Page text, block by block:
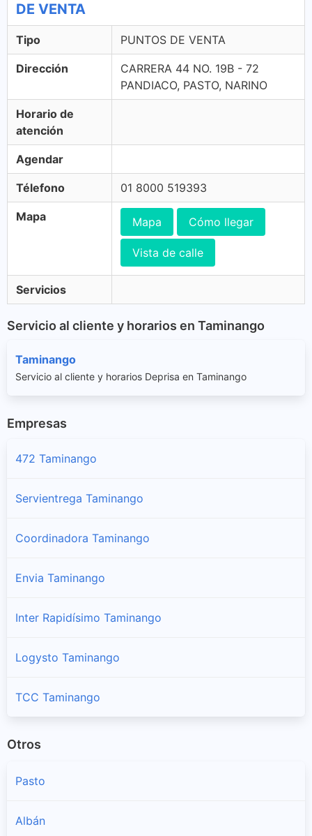
DE VENTA
Tipo PUNTOS DE VENTA
Dirección
CARRERA 44 NO. 19B - 72
PANDIACO, PASTO, NARINO
Horario de
atención
Agendar
Télefono 01 8000 519393
Mapa Mapa Cómo llegar
Vista de calle
Servicios
Servicio al cliente y horarios en Taminango
Taminango
Servicio al cliente y horarios Deprisa en Taminango
Empresas
472 Taminango
Servientrega Taminango
Coordinadora Taminango
Envia Taminango
Inter Rapidísimo Taminango
Logysto Taminango
TCC Taminango
Otros
Pasto
Albán